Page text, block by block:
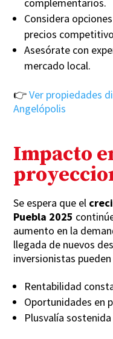
complementarios.
Considera
precios
Asesórate con
mercado local.
👉Ver propiedades
Angelópolis
Impacto
Se espera que el
Puebla 2025
aumento en la
llegada de nuevos
inversionistas
Rentabilidad
Oportunidades en
Plusvalía